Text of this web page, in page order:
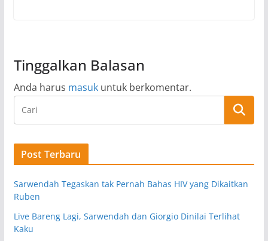
Tinggalkan Balasan
Anda harus masukuntuk berkomentar.
Post Terbaru
Sarwendah Tegaskan tak Pernah Bahas HIV yang Dikaitkan
Ruben
Live Bareng Lagi, Sarwendah dan Giorgio Dinilai Terlihat
Kaku